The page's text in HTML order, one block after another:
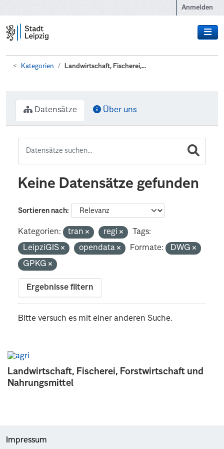
Anmelden
Kategorien Landwirtschaft, Fischerei,...
Landwirtschaft, Fischerei, Forstwirtschaft und
Nahrungsmittel
Datensätze Über uns
Keine Datensätze gefunden
Sortieren nach
Kategorien: tran regi
Tags:
LeipziGIS
opendata Formate:
DWG
GPKG
Ergebnisse filtern
Bitte versuch es mit einer anderen Suche.
Impressum